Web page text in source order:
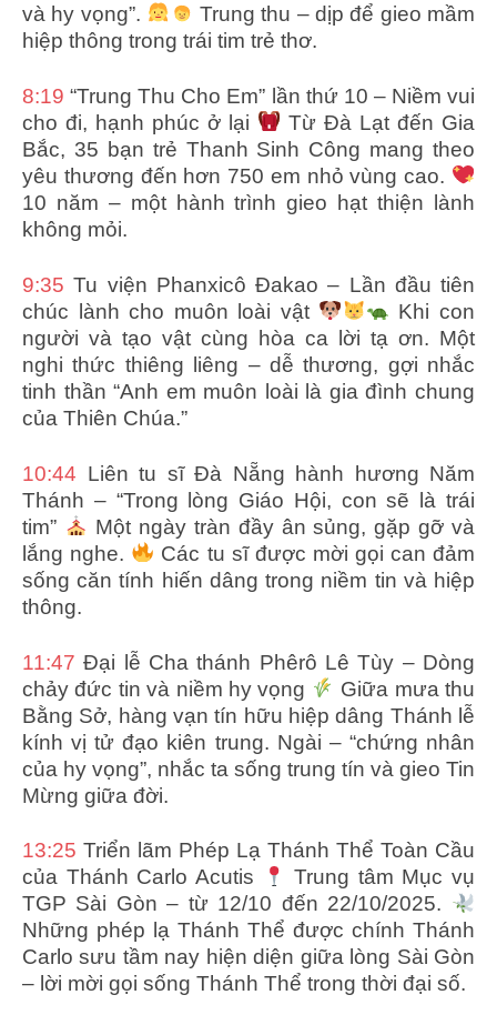
và hy vọng”.
Trung thu – dịp để gieo mầm
hiệp thông trong trái tim trẻ thơ.
8:19 “Trung Thu Cho Em” lần thứ 10 – Niềm vui
cho đi, hạnh phúc ở lại
Từ Đà Lạt đến Gia
Bắc, 35 bạn trẻ Thanh Sinh Công mang theo
yêu thương đến hơn 750 em nhỏ vùng cao.
10 năm – một hành trình gieo hạt thiện lành
không mỏi.
9:35 Tu viện Phanxicô Đakao – Lần đầu tiên
chúc lành cho muôn loài vật
Khi con
người và tạo vật cùng hòa ca lời tạ ơn. Một
nghi thức thiêng liêng – dễ thương, gợi nhắc
tinh thần “Anh em muôn loài là gia đình chung
của Thiên Chúa.”
10:44 Liên tu sĩ Đà Nẵng hành hương Năm
Thánh – “Trong lòng Giáo Hội, con sẽ là trái
tim”
Một ngày tràn đầy ân sủng, gặp gỡ và
lắng nghe.
Các tu sĩ được mời gọi can đảm
sống căn tính hiến dâng trong niềm tin và hiệp
thông.
11:47 Đại lễ Cha thánh Phêrô Lê Tùy – Dòng
chảy đức tin và niềm hy vọng
Giữa mưa thu
Bằng Sở, hàng vạn tín hữu hiệp dâng Thánh lễ
kính vị tử đạo kiên trung. Ngài – “chứng nhân
của hy vọng”, nhắc ta sống trung tín và gieo Tin
Mừng giữa đời.
13:25 Triển lãm Phép Lạ Thánh Thể Toàn Cầu
của Thánh Carlo Acutis
Trung tâm Mục vụ
TGP Sài Gòn – từ 12/10 đến 22/10/2025.
Những phép lạ Thánh Thể được chính Thánh
Carlo sưu tầm nay hiện diện giữa lòng Sài Gòn
– lời mời gọi sống Thánh Thể trong thời đại số.